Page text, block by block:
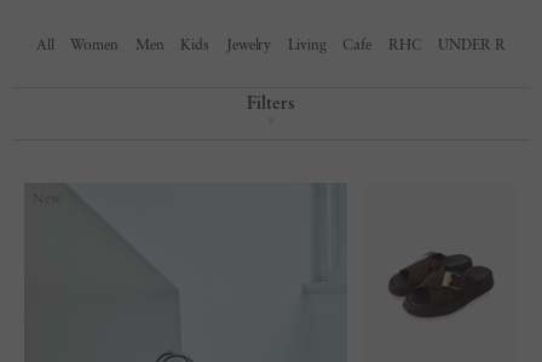
All Women Men Kids Jewelry Living Cafe RHC UNDER R
Filters